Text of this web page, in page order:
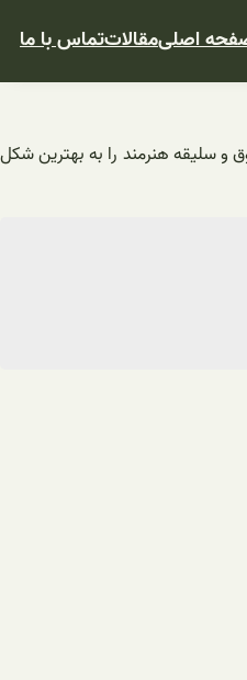
اصلیمقالاتتماس با ما
و سلیقه هنرمند را به بهترین شکل